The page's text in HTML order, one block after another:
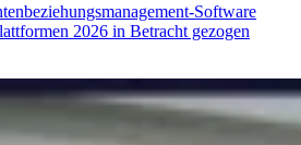
Software
2026 in Betracht gezogen